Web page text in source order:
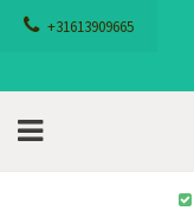
+31613909665